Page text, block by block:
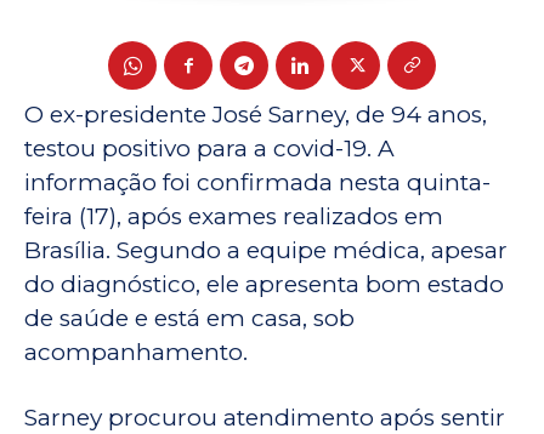
O ex-presidente José Sarney, de 94 anos,
testou positivo para a covid-19. A
informação foi confirmada nesta quinta-
feira (17), após exames realizados em
Brasília. Segundo a equipe médica, apesar
do diagnóstico, ele apresenta bom estado
de saúde e está em casa, sob
acompanhamento.
Sarney procurou atendimento após sentir